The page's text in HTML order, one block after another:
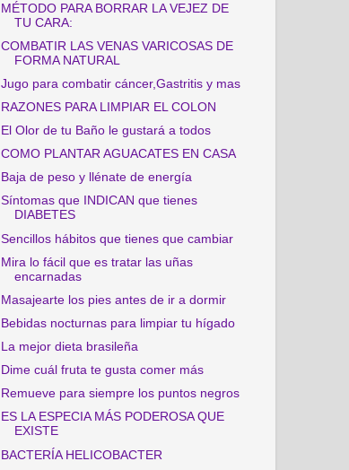
MÉTODO PARA BORRAR LA VEJEZ DE
TU CARA:
COMBATIR LAS VENAS VARICOSAS DE
FORMA NATURAL
Jugo para combatir cáncer,Gastritis y mas
RAZONES PARA LIMPIAR EL COLON
El Olor de tu Baño le gustará a todos
COMO PLANTAR AGUACATES EN CASA
Baja de peso y llénate de energía
Síntomas que INDICAN que tienes
DIABETES
Sencillos hábitos que tienes que cambiar
Mira lo fácil que es tratar las uñas
encarnadas
Masajearte los pies antes de ir a dormir
Bebidas nocturnas para limpiar tu hígado
La mejor dieta brasileña
Dime cuál fruta te gusta comer más
Remueve para siempre los puntos negros
ES LA ESPECIA MÁS PODEROSA QUE
EXISTE
BACTERÍA HELICOBACTER